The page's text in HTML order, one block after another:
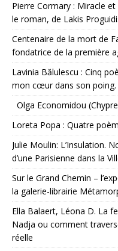
Pierre Cormary : Miracle
le roman, de Lakis
Centenaire de la mort de
fondatrice de la première
Lavinia Bălulescu : Cinq
mon cœur dans son
Olga Economidou
Loreta Popa : Quatre
Julie Moulin: L’Insulation.
d’une Parisienne dans la
Sur le Grand Chemin –
la galerie-librairie
Ella Balaert, Léona D. La
Nadja ou comment
réelle